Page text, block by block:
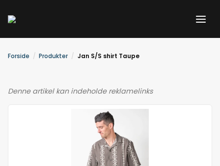
indholdet
Forside Produkter Jan S/S shirt Taupe
Denne artikel kan indeholde reklamelinks